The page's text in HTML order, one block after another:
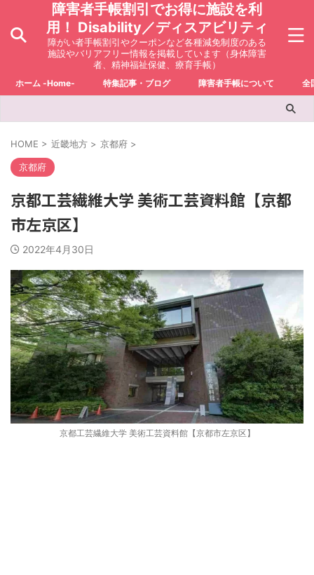
障害者手帳割引でお得に施設を利
用！ Disability／ディスアビリティ
障がい者手帳割引やクーポンなど各種減免制度のある
施設やバリアフリー情報を掲載しています（身体障害
者、精神福祉保健、療育手帳）
ホーム -Home- 特集記事・ブログ 障害者手帳について 全
HOME > 近畿地方 > 京都府 >
京都府
京都工芸繊維大学 美術工芸資料館【京都
市左京区】
2022年4月30日
京都工芸繊維大学 美術工芸資料館【京都市左京区】